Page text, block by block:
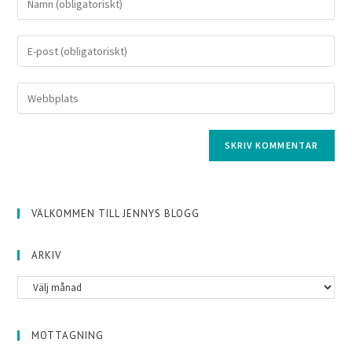
VÄLKOMMEN TILL JENNYS BLOGG
ARKIV
MOTTAGNING